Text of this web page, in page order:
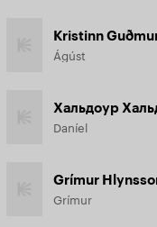
Kristinn
Ágúst
Хальдоур
Daníel
Grímur
Grímur